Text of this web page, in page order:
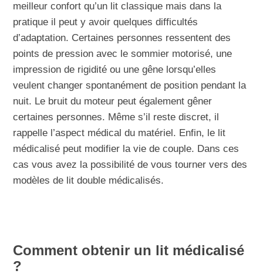
meilleur confort qu’un lit classique mais dans la
pratique il peut y avoir quelques difficultés
d’adaptation. Certaines personnes ressentent des
points de pression avec le sommier motorisé, une
impression de rigidité ou une gêne lorsqu’elles
veulent changer spontanément de position pendant la
nuit. Le bruit du moteur peut également gêner
certaines personnes. Même s’il reste discret, il
rappelle l’aspect médical du matériel. Enfin, le lit
médicalisé peut modifier la vie de couple. Dans ces
cas vous avez la possibilité de vous tourner vers des
modèles de lit double médicalisés.
Comment obtenir un lit médicalisé
?